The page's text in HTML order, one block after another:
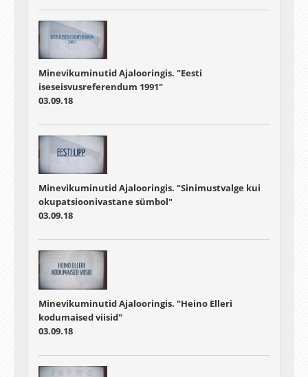
Minevikuminutid Ajalooringis. "Eesti
iseseisvusreferendum 1991"
03.09.18
Minevikuminutid Ajalooringis. "Sinimustvalge kui
okupatsioonivastane sümbol"
03.09.18
Minevikuminutid Ajalooringis. "Heino Elleri
kodumaised viisid"
03.09.18